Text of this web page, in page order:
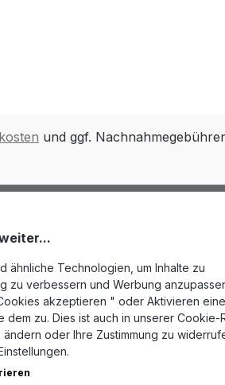
ähnliche Technologien, um Inhalte zu
zu verbessern und Werbung
akzeptieren " oder Aktivieren
dem zu. Dies ist auch in unserer Cookie-
oder Ihre Zustimmung zu
und ggf.